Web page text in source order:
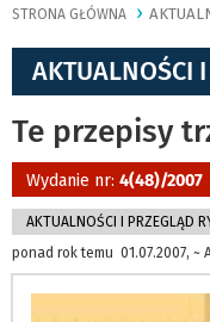
STRONA GŁÓWNA
AKTUALNOŚCI
Te przepisy
Wydanie nr: 4(48)/2007
AKTUALNOŚCI I PRZEGLĄD
ponad rok temu 01.07.2007,